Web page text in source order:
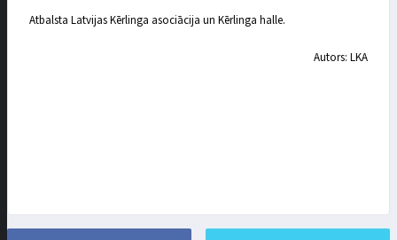
Atbalsta Latvijas Kērlinga asociācija un Kērlinga halle.
Autors: LKA